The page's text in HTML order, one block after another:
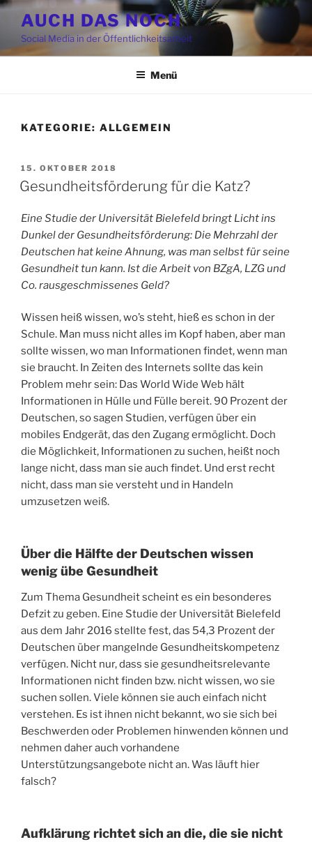
Zum
Inhalt
springen
AUCH DAS NOCH
Social Media in der Öffentlichkeitsarbeit
Menü
KATEGORIE: ALLGEMEIN
VERÖFFENTLICHT
AM
15. OKTOBER 2018
Gesundheitsförderung für die Katz?
Eine Studie der Universität Bielefeld bringt Licht ins
Dunkel der Gesundheitsförderung: Die Mehrzahl der
Deutschen hat keine Ahnung, was man selbst für seine
Gesundheit tun kann. Ist die Arbeit von BZgA, LZG und
Co. rausgeschmissenes Geld?
Wissen heiß wissen, wo’s steht, hieß es schon in der
Schule. Man muss nicht alles im Kopf haben, aber man
sollte wissen, wo man Informationen findet, wenn man
sie braucht. In Zeiten des Internets sollte das kein
Problem mehr sein: Das World Wide Web hält
Informationen in Hülle und Fülle bereit. 90 Prozent der
Deutschen, so sagen Studien, verfügen über ein
mobiles Endgerät, das den Zugang ermöglicht. Doch
die Möglichkeit, Informationen zu suchen, heißt noch
lange nicht, dass man sie auch findet. Und erst recht
nicht, dass man sie versteht und in Handeln
umzusetzen weiß.
Über die Hälfte der Deutschen wissen
wenig übe Gesundheit
Zum Thema Gesundheit scheint es ein besonderes
Defzit zu geben. Eine Studie der Universität Bielefeld
aus dem Jahr 2016 stellte fest, das 54,3 Prozent der
Deutschen über mangelnde Gesundheitskompetenz
verfügen. Nicht nur, dass sie gesundheitsrelevante
Informationen nicht finden bzw. nicht wissen, wo sie
suchen sollen. Viele können sie auch einfach nicht
verstehen. Es ist ihnen nicht bekannt, wo sie sich bei
Beschwerden oder Problemen hinwenden können und
nehmen daher auch vorhandene
Unterstützungsangebote nicht an. Was läuft hier
falsch?
Aufklärung richtet sich an die, die sie nicht